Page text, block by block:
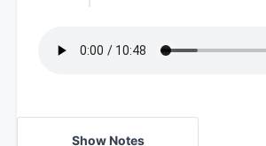
Show Notes